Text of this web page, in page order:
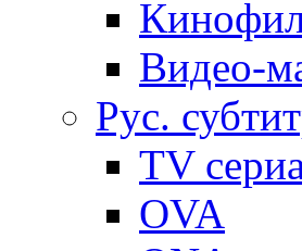
Видео-
Рус.
TV
OVA